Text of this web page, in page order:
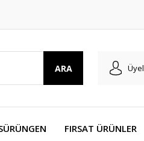
ARA
FIRSAT ÜRÜNLER